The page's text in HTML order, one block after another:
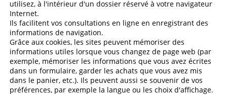
utilisez, à l'intérieur d'un dossier réservé à votre navigateur
Internet.
Ils facilitent vos consultations en ligne en enregistrant des
informations de navigation.
Grâce aux cookies, les sites peuvent mémoriser des
informations utiles lorsque vous changez de page web (par
exemple, mémoriser les informations que vous avez écrites
dans un formulaire, garder les achats que vous avez mis
dans le panier, etc.). Ils peuvent aussi se souvenir de vos
préférences, par exemple la langue ou les choix d'affichage.